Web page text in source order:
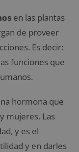
en las plantas
de proveer
Es decir:
funciones que
hormona que
mujeres. Las
y es el
y en darles